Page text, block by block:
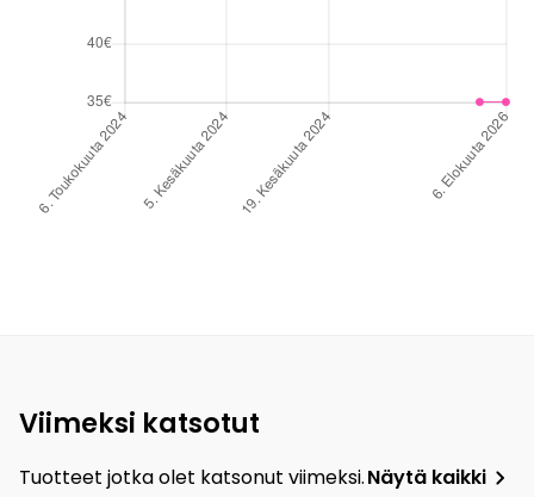
Viimeksi katsotut
Tuotteet jotka olet katsonut viimeksi.Näytä kaikki